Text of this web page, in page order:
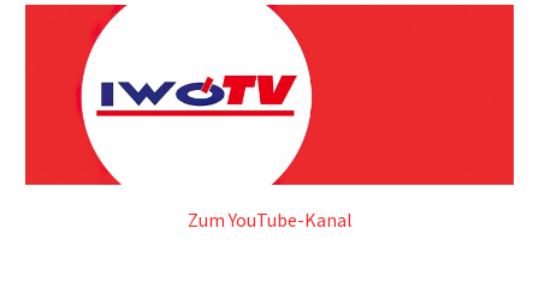
Zum YouTube-Kanal